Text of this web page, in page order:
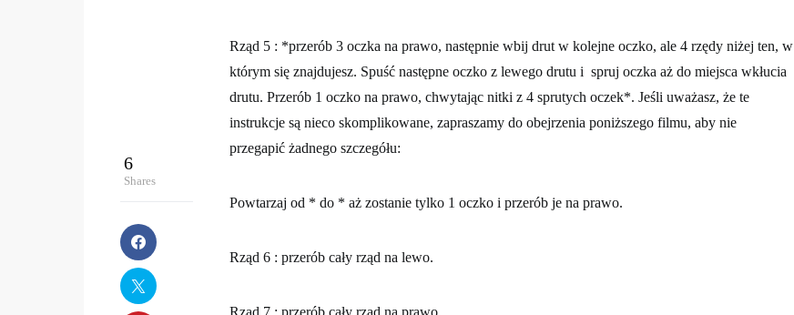
6
Shares
Rząd 5 : *przerób 3 oczka na prawo, następnie wbij drut w kolejne oczko, ale 4 rzędy niżej ten, w
którym się znajdujesz. Spuść następne oczko z lewego drutu i spruj oczka aż do miejsca wkłucia
drutu. Przerób 1 oczko na prawo, chwytając nitki z 4 sprutych oczek*. Jeśli uważasz, że te
instrukcje są nieco skomplikowane, zapraszamy do obejrzenia poniższego filmu, aby nie
przegapić żadnego szczegółu:
Powtarzaj od * do * aż zostanie tylko 1 oczko i przerób je na prawo.
Rząd 6 : przerób cały rząd na lewo.
Rząd 7 : przerób cały rząd na prawo.